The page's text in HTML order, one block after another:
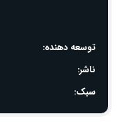
توسعه دهنده:
ناشر:
سبک: